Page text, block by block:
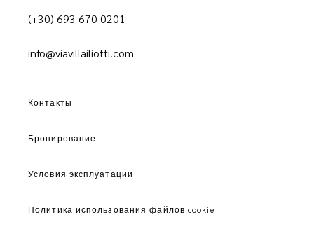
(+30) 693 670 0201
info@viavillailiotti.com
Контакты
Бронирование
Условия эксплуатации
Политика использования файлов cookie